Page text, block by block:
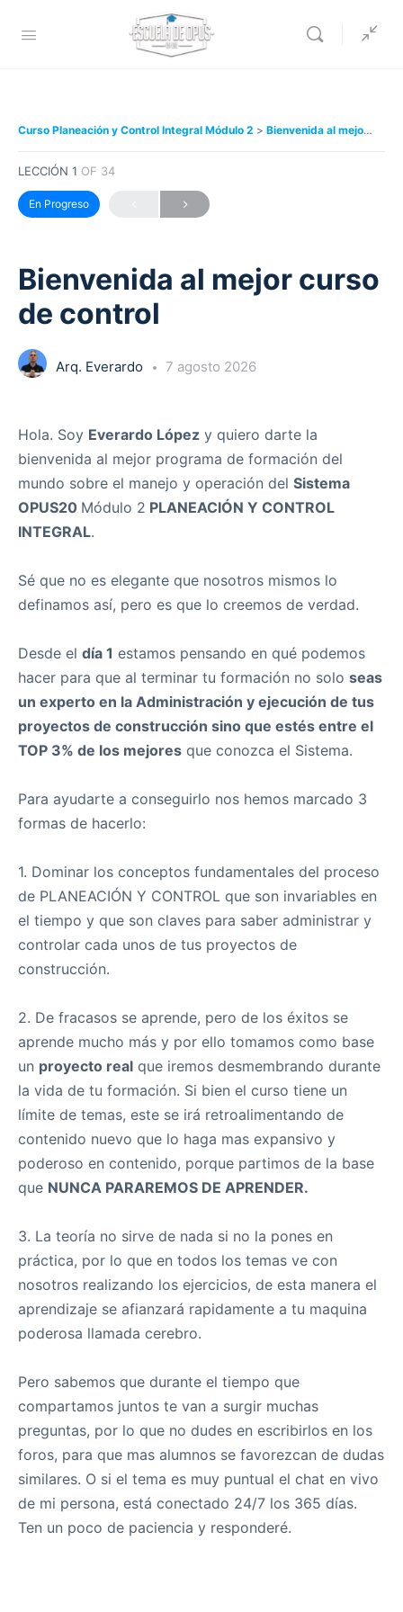
Curso Planeación y Control Integral Módulo 2 Bienvenida al mejor curso de control
LECCIÓN 1 OF 34
En Progreso
Bienvenida al mejor curso
de control
Arq. Everardo 7 agosto 2026
Hola. Soy Everardo López y quiero darte la
bienvenida al mejor programa de formación del
mundo sobre el manejo y operación del Sistema
OPUS20 Módulo 2 PLANEACIÓN Y CONTROL
INTEGRAL.
Sé que no es elegante que nosotros mismos lo
definamos así, pero es que lo creemos de verdad.
Desde el día 1 estamos pensando en qué podemos
hacer para que al terminar tu formación no solo seas
un experto en la Administración y ejecución de tus
proyectos de construcción sino que estés entre el
TOP 3% de los mejores que conozca el Sistema.
Para ayudarte a conseguirlo nos hemos marcado 3
formas de hacerlo:
1. Dominar los conceptos fundamentales del proceso
de PLANEACIÓN Y CONTROL que son invariables en
el tiempo y que son claves para saber administrar y
controlar cada unos de tus proyectos de
construcción.
2. De fracasos se aprende, pero de los éxitos se
aprende mucho más y por ello tomamos como base
un proyecto real que iremos desmembrando durante
la vida de tu formación. Si bien el curso tiene un
límite de temas, este se irá retroalimentando de
contenido nuevo que lo haga mas expansivo y
poderoso en contenido, porque partimos de la base
que NUNCA PARAREMOS DE APRENDER.
3. La teoría no sirve de nada si no la pones en
práctica, por lo que en todos los temas ve con
nosotros realizando los ejercicios, de esta manera el
aprendizaje se afianzará rapidamente a tu maquina
poderosa llamada cerebro.
Pero sabemos que durante el tiempo que
compartamos juntos te van a surgir muchas
preguntas, por lo que no dudes en escribirlos en los
foros, para que mas alumnos se favorezcan de dudas
similares. O si el tema es muy puntual el chat en vivo
de mi persona, está conectado 24/7 los 365 días.
Ten un poco de paciencia y responderé.